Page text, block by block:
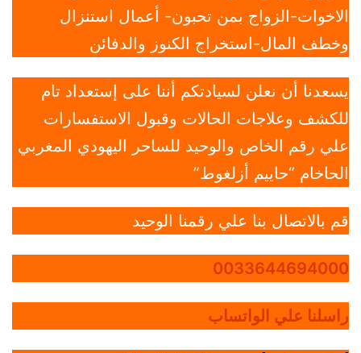
الاخوات-الزواج بمن تحبون- أعمال استنزال
وخطف المال-استخراج الكنوز والدفائن
يسعدنا أن نعلن لسيادتكم أننا على إستعداد تام
للكشف وعلاجات الحالات وقبول الاستفسارات
علي رقم الخاص والوحيد للساحر اليهودي المغربي
الحاخام “حاييم أزلغوط”
قم بالاتصال بنا علي رقمنا الوحيد
0033644694000
راسلنا علي الواتساب